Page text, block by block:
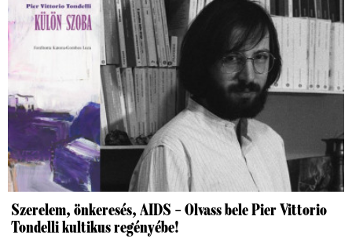
Szerelem, önkeresés, AIDS – Olvass bele Pier Vittorio
Tondelli kultikus regényébe!